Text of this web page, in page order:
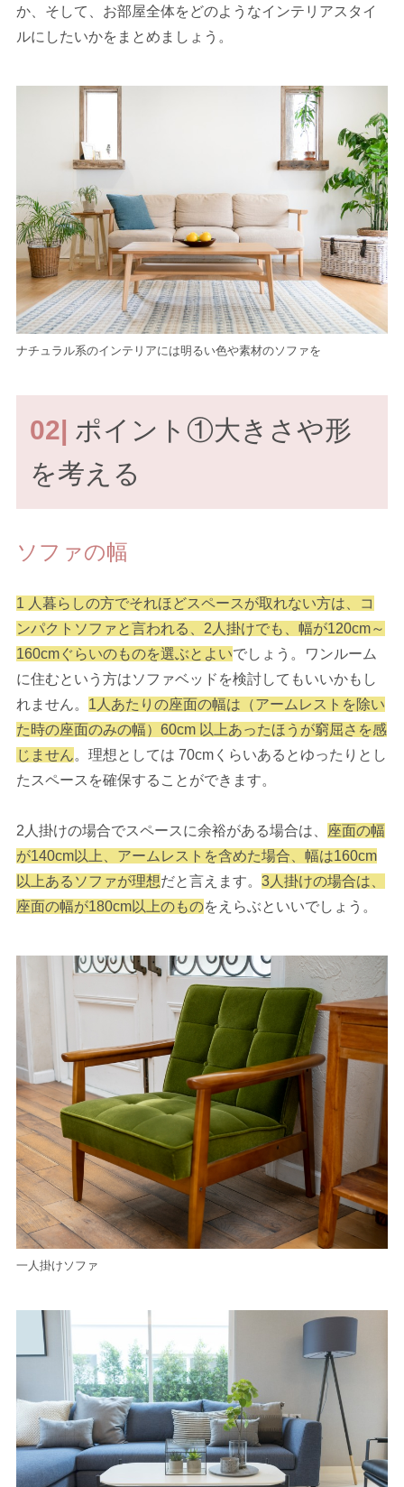
か、そして、お部屋全体をどのようなインテリアスタイ
ルにしたいかをまとめましょう。
ナチュラル系のインテリアには明るい色や素材のソファを
02| ポイント①大きさや形
を考える
ソファの幅
1 人暮らしの方でそれほどスペースが取れない方は、コ
ンパクトソファと言われる、2人掛けでも、幅が120cm～
160cmぐらいのものを選ぶとよいでしょう。ワンルーム
に住むという方はソファベッドを検討してもいいかもし
れません。 1人あたりの座面の幅は（アームレストを除い
た時の座面のみの幅）60cm 以上あったほうが窮屈さを感
じません。理想としては 70cmくらいあるとゆったりとし
たスペースを確保することができます。
2人掛けの場合でスペースに余裕がある場合は、
座面の幅
が140cm以上、アームレストを含めた場合、幅は160cm
以上あるソファが理想だと言えます。 3人掛けの場合は、
座面の幅が180cm以上のものをえらぶといいでしょう。
一人掛けソファ